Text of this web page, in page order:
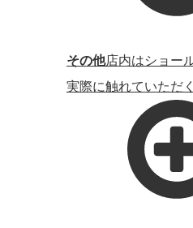
その他店内はショー
実際に触れていただ